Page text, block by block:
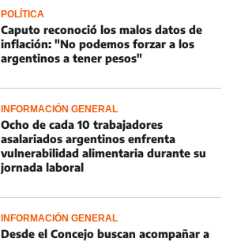
POLÍTICA
Caputo reconoció los malos datos de
inflación: "No podemos forzar a los
argentinos a tener pesos"
INFORMACIÓN GENERAL
Ocho de cada 10 trabajadores
asalariados argentinos enfrenta
vulnerabilidad alimentaria durante su
jornada laboral
INFORMACIÓN GENERAL
Desde el Concejo buscan acompañar a